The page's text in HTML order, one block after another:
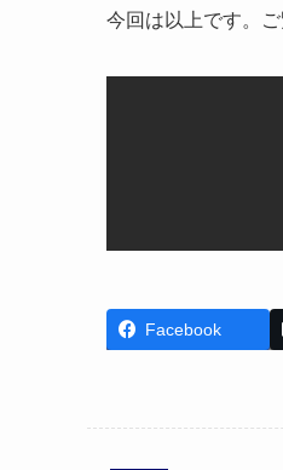
今回は以上です。
Facebook